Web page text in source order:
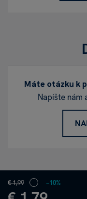
Máte otázku k
Napíšte nám
€ 1,99 −10%